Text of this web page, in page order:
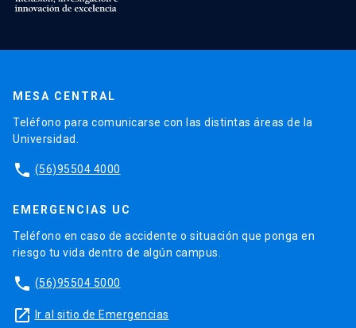
MESA CENTRAL
Teléfono para comunicarse con las distintas áreas de la
Universidad.
phone (56)95504 4000
EMERGENCIAS UC
Teléfono en caso de accidente o situación que ponga en
riesgo tu vida dentro de algún campus.
phone (56)95504 5000
launch Ir al sitio de Emergencias